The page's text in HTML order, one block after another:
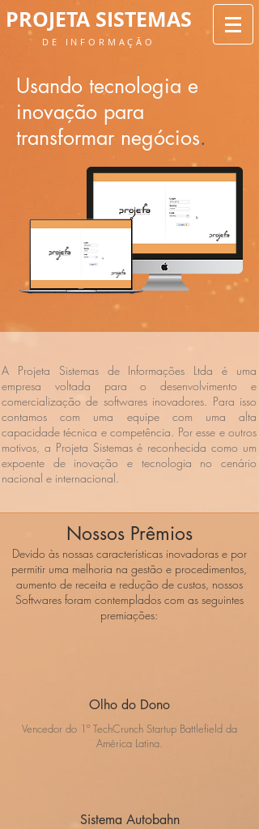
PROJETA SISTEMAS
DE INFORMAÇÃO
Olho do Dono
Vencedor do 1º TechCrunch Startup Battlefield da
América Latina.
Sistema Autobahn
Nossos Prêmios
Devido às nossas características inovadoras e por
permitir uma melhoria na gestão e procedimentos,
aumento de receita e redução de custos, nossos
Softwares foram contemplados com as seguintes
premiações:
A Projeta Sistemas de Informações Ltda é uma
empresa voltada para o desenvolvimento e
comercialização de softwares inovadores. Para isso
contamos com uma equipe com uma alta
capacidade técnica e competência. Por esse e outros
motivos, a Projeta Sistemas é reconhecida como um
expoente de inovação e tecnologia no cenário
nacional e internacional.
Usando tecnologia e
inovação para
transformar negócios.